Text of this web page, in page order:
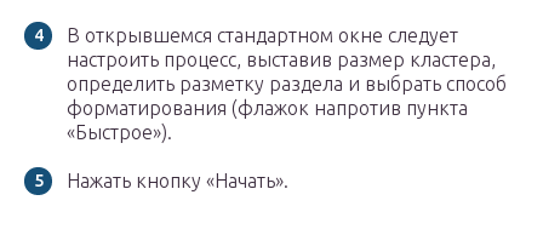
В открывшемся стандартном окне следует
настроить процесс, выставив размер кластера,
определить разметку раздела и выбрать способ
форматирования (флажок напротив пункта
«Быстрое»).
Нажать кнопку «Начать».